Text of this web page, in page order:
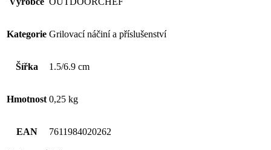
Kategorie Grilovací náčiní a příslušenství
Šířka 1.5/6.9 cm
Hmotnost 0,25 kg
EAN 7611984020262